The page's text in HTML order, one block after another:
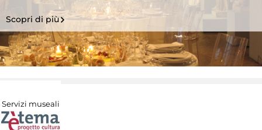
Scopri di più
Servizi museali